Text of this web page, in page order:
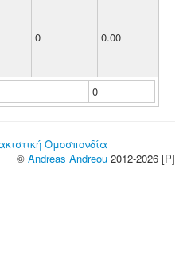
0 0.00
0
Ομοσπονδία
© Andreas Andreou 2012-2026 [P]